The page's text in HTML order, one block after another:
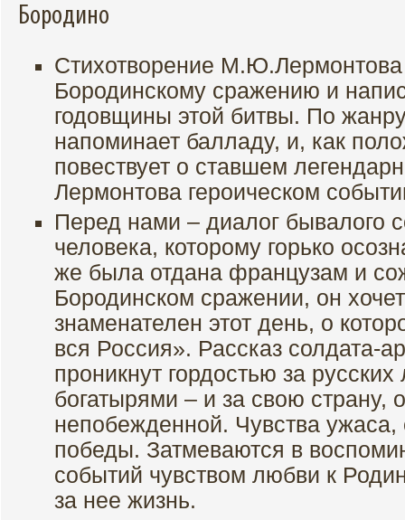
Бородино
Стихотворение
Бородинскому сражению и
годовщины этой битвы. По
напоминает балладу, и, как
повествует о ставшем
Лермонтова героическом
Перед нами – диалог бывалого
человека, которому горько
же была отдана французам и
Бородинском сражении, он
знаменателен этот день, о
вся Россия». Рассказ солдата-
проникнут гордостью за
богатырями – и за свою страну,
непобежденной. Чувства ужаса,
победы. Затмеваются в
событий чувством любви к
за нее жизнь.